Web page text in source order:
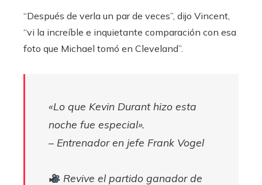
“Después de verla un par de veces”, dijo Vincent,
“vi la increíble e inquietante comparación con esa
foto que Michael tomó en Cleveland”.
«Lo que Kevin Durant hizo esta
noche fue especial».
– Entrenador en jefe Frank Vogel
Revive el partido ganador de